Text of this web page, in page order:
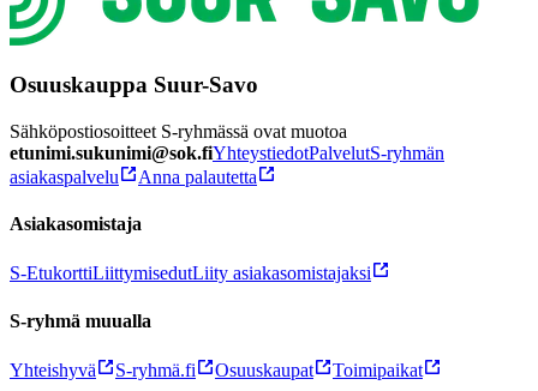
Osuuskauppa Suur-Savo
Sähköpostiosoitteet S-ryhmässä ovat muotoa
etunimi.sukunimi@sok.fiYhteystiedotPalvelutS-ryhmän
asiakaspalvelu
Anna palautetta
Asiakasomistaja
S-EtukorttiLiittymisedutLiity asiakasomistajaksi
S-ryhmä muualla
Yhteishyvä S-ryhmä.fi Osuuskaupat Toimipaikat